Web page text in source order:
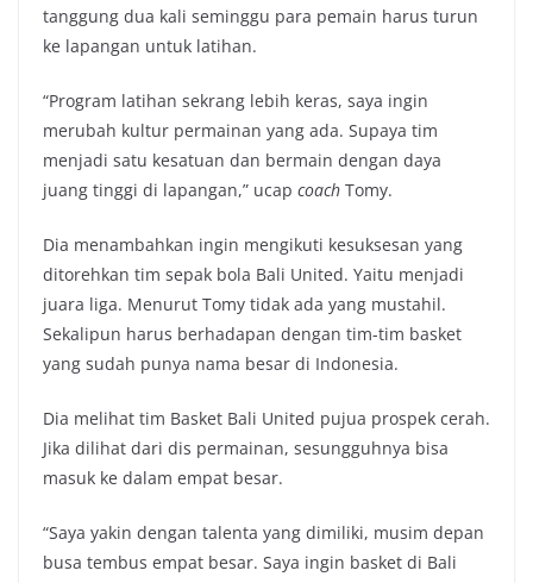
tanggung dua kali seminggu para pemain harus turun
ke lapangan untuk latihan.
“Program latihan sekrang lebih keras, saya ingin
merubah kultur permainan yang ada. Supaya tim
menjadi satu kesatuan dan bermain dengan daya
juang tinggi di lapangan,” ucap coach Tomy.
Dia menambahkan ingin mengikuti kesuksesan yang
ditorehkan tim sepak bola Bali United. Yaitu menjadi
juara liga. Menurut Tomy tidak ada yang mustahil.
Sekalipun harus berhadapan dengan tim-tim basket
yang sudah punya nama besar di Indonesia.
Dia melihat tim Basket Bali United pujua prospek cerah.
Jika dilihat dari dis permainan, sesungguhnya bisa
masuk ke dalam empat besar.
“Saya yakin dengan talenta yang dimiliki, musim depan
busa tembus empat besar. Saya ingin basket di Bali